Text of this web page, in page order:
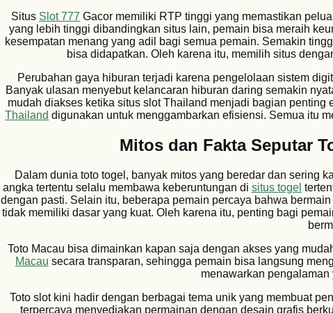
Situs Slot 777 Gacor memiliki RTP tinggi yang memastikan
yang lebih tinggi dibandingkan situs lain, pemain bisa meraih
kesempatan menang yang adil bagi semua pemain. Semakin
bisa didapatkan. Oleh karena itu, memilih situs
Perubahan gaya hiburan terjadi karena pengelolaan sistem
Banyak ulasan menyebut kelancaran hiburan daring semakin
mudah diakses ketika situs slot Thailand menjadi bagian
Thailand digunakan untuk menggambarkan efisiensi. Semua itu
Mitos dan Fakta Seputar
Dalam dunia toto togel, banyak mitos yang beredar dan sering
angka tertentu selalu membawa keberuntungan di situs togel
dengan pasti. Selain itu, beberapa pemain percaya bahwa
tidak memiliki dasar yang kuat. Oleh karena itu, penting bagi
Toto Macau bisa dimainkan kapan saja dengan akses yang
Macau secara transparan, sehingga pemain bisa langsung
menawarkan
Toto slot kini hadir dengan berbagai tema unik yang membuat
terpercaya menyediakan permainan dengan desain grafis